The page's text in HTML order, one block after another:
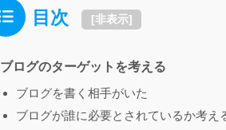
目次 [非表示]
ブログのターゲットを考える
ブログを書く相手がいた
ブログが誰に必要とされているか考え